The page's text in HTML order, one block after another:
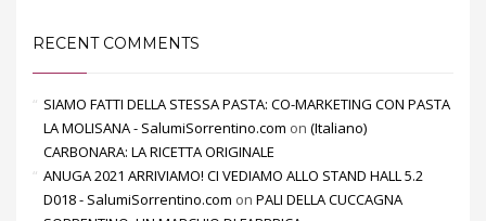
RECENT COMMENTS
SIAMO FATTI DELLA STESSA PASTA: CO-MARKETING CON PASTA
LA MOLISANA - SalumiSorrentino.com on (Italiano)
CARBONARA: LA RICETTA ORIGINALE
ANUGA 2021 ARRIVIAMO! CI VEDIAMO ALLO STAND HALL 5.2
D018 - SalumiSorrentino.com on PALI DELLA CUCCAGNA